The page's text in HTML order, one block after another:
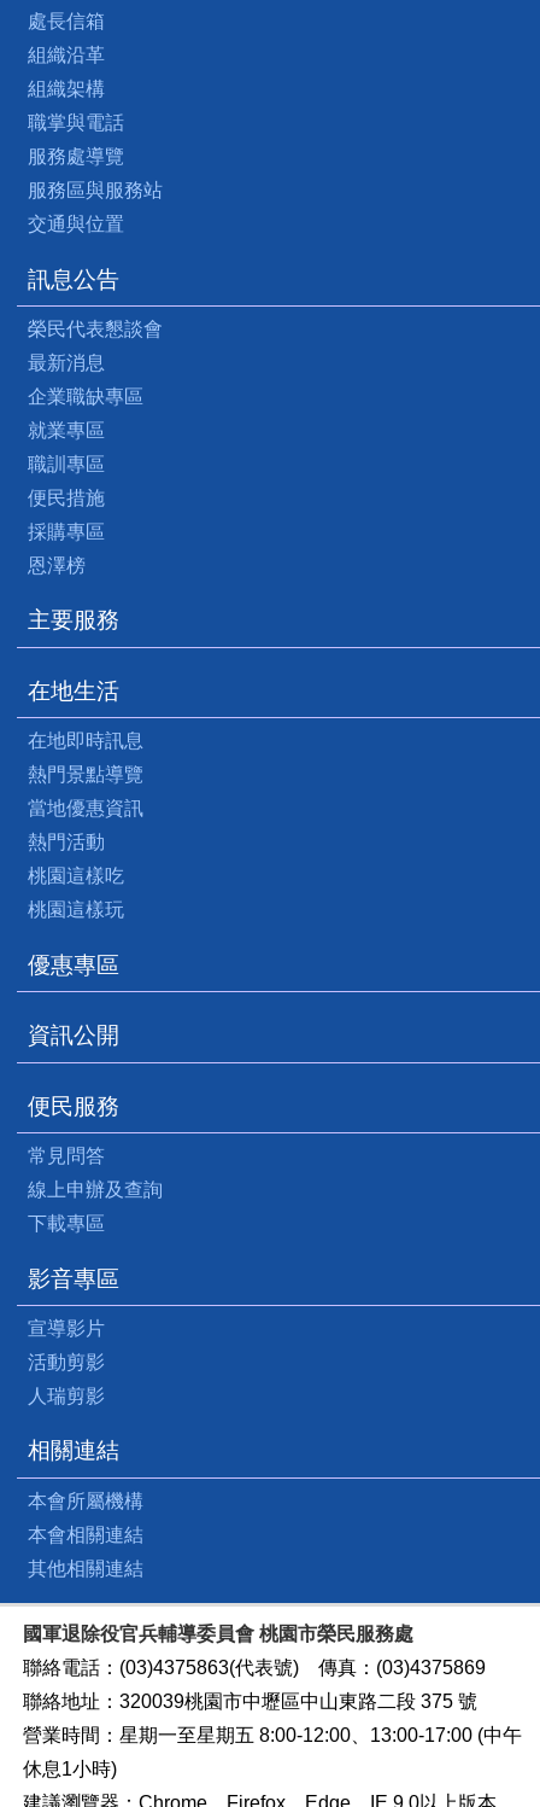
處長信箱
組織沿革
組織架構
職掌與電話
服務處導覽
服務區與服務站
交通與位置
訊息公告
榮民代表懇談會
最新消息
企業職缺專區
就業專區
職訓專區
便民措施
採購專區
恩澤榜
主要服務
在地生活
在地即時訊息
熱門景點導覽
當地優惠資訊
熱門活動
桃園這樣吃
桃園這樣玩
優惠專區
資訊公開
便民服務
常見問答
線上申辦及查詢
下載專區
影音專區
宣導影片
活動剪影
人瑞剪影
相關連結
本會所屬機構
本會相關連結
其他相關連結
國軍退除役官兵輔導委員會 桃園市榮民服務處
聯絡電話：(03)4375863(代表號) 傳真：(03)4375869
聯絡地址：320039桃園市中壢區中山東路二段 375 號
營業時間：星期一至星期五 8:00-12:00、13:00-17:00 (中午
休息1小時)
建議瀏覽器：Chrome、Firefox、Edge、IE 9.0以上版本